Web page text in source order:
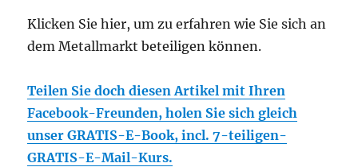
Klicken Sie hier, um zu erfahren wie Sie sich an
dem Metallmarkt beteiligen können.
Teilen Sie doch diesen Artikel mit Ihren
Facebook-Freunden, holen Sie sich gleich
unser GRATIS-E-Book, incl. 7-teiligen-
GRATIS-E-Mail-Kurs.